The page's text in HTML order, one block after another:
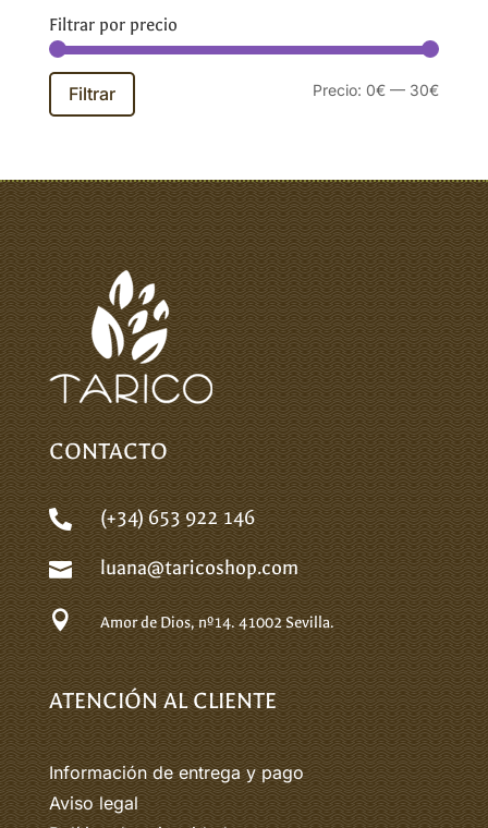
Filtrar por precio
Precio
Precio
Filtrar Precio: 0€ — 30€
CONTACTO
 (+34) 653 922 146
 luana@taricoshop.com
 Amor de Dios, nº14.41002 Sevilla.
ATENCIÓN AL CLIENTE
Información de entrega y pago
Aviso legal